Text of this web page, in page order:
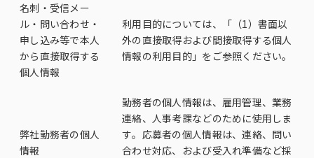
名刺・受信メー
ル・問い合わせ・
申し込み等で本人
から直接取得する
個人情報
利用目的については、「（1）書面以
外の直接取得および間接取得する個人
情報の利用目的」をご参照ください。
弊社勤務者の個人
情報
勤務者の個人情報は、雇用管理、業務
連絡、人事考課などのために使用しま
す。応募者の個人情報は、連絡、問い
合わせ対応、および受入れ準備など採